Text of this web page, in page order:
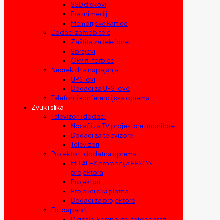
SSD diskovi
Prazni mediji
Memorijske kartice
Dodaci za mobitele
Zaštita za telefone
Sprejevi
Okviri i torbice
Neprekidna napajanja
UPS-ovi
Dodaci za UPS-ove
Telefoni i konferencijska oprema
Zvuk i slika
Televizori i dodaci
Nosači za TV, projektore i monitore
Dodaci za televizore
Televizori
Projektori i dodatna oprema
MIT ALEX promocija EPSON
projektora
Projektori
Projekcijska platna
Dodaci za projektore
Fotoaparati